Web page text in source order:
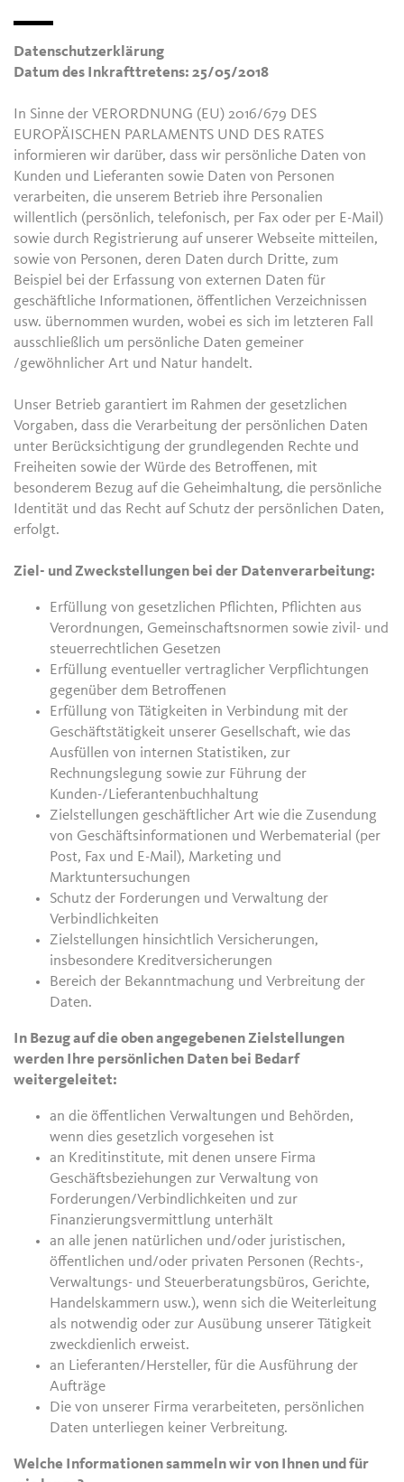
Datenschutzerklärung
Datum des Inkrafttretens: 25/05/2018
In Sinne der VERORDNUNG (EU) 2016/679 DES
EUROPÄISCHEN PARLAMENTS UND DES RATES
informieren wir darüber, dass wir persönliche Daten von
Kunden und Lieferanten sowie Daten von Personen
verarbeiten, die unserem Betrieb ihre Personalien
willentlich (persönlich, telefonisch, per Fax oder per E-Mail)
sowie durch Registrierung auf unserer Webseite mitteilen,
sowie von Personen, deren Daten durch Dritte, zum
Beispiel bei der Erfassung von externen Daten für
geschäftliche Informationen, öffentlichen Verzeichnissen
usw. übernommen wurden, wobei es sich im letzteren Fall
ausschließlich um persönliche Daten gemeiner
/gewöhnlicher Art und Natur handelt.
Unser Betrieb garantiert im Rahmen der gesetzlichen
Vorgaben, dass die Verarbeitung der persönlichen Daten
unter Berücksichtigung der grundlegenden Rechte und
Freiheiten sowie der Würde des Betroffenen, mit
besonderem Bezug auf die Geheimhaltung, die persönliche
Identität und das Recht auf Schutz der persönlichen Daten,
erfolgt.
Ziel- und Zweckstellungen bei der Datenverarbeitung:
Erfüllung von gesetzlichen Pflichten, Pflichten aus
Verordnungen, Gemeinschaftsnormen sowie zivil- und
steuerrechtlichen Gesetzen
Erfüllung eventueller vertraglicher Verpflichtungen
gegenüber dem Betroffenen
Erfüllung von Tätigkeiten in Verbindung mit der
Geschäftstätigkeit unserer Gesellschaft, wie das
Ausfüllen von internen Statistiken, zur
Rechnungslegung sowie zur Führung der
Kunden-/Lieferantenbuchhaltung
Zielstellungen geschäftlicher Art wie die Zusendung
von Geschäftsinformationen und Werbematerial (per
Post, Fax und E-Mail), Marketing und
Marktuntersuchungen
Schutz der Forderungen und Verwaltung der
Verbindlichkeiten
Zielstellungen hinsichtlich Versicherungen,
insbesondere Kreditversicherungen
Bereich der Bekanntmachung und Verbreitung der
Daten.
In Bezug auf die oben angegebenen Zielstellungen
werden Ihre persönlichen Daten bei Bedarf
weitergeleitet:
an die öffentlichen Verwaltungen und Behörden,
wenn dies gesetzlich vorgesehen ist
an Kreditinstitute, mit denen unsere Firma
Geschäftsbeziehungen zur Verwaltung von
Forderungen/Verbindlichkeiten und zur
Finanzierungsvermittlung unterhält
an alle jenen natürlichen und/oder juristischen,
öffentlichen und/oder privaten Personen (Rechts-,
Verwaltungs- und Steuerberatungsbüros, Gerichte,
Handelskammern usw.), wenn sich die Weiterleitung
als notwendig oder zur Ausübung unserer Tätigkeit
zweckdienlich erweist.
an Lieferanten/Hersteller, für die Ausführung der
Aufträge
Die von unserer Firma verarbeiteten, persönlichen
Daten unterliegen keiner Verbreitung.
Welche Informationen sammeln wir von Ihnen und für